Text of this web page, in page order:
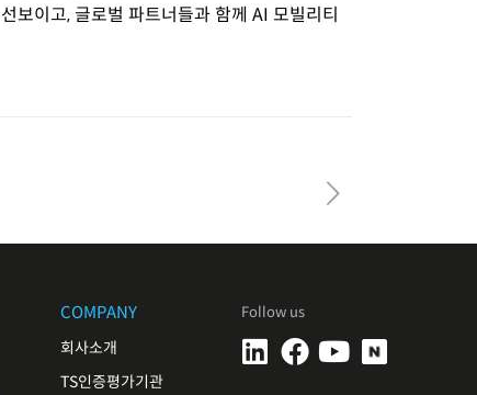
보이고, 글로벌 파트너들과 함께 AI 모빌리티
COMPANY
회사소개
TS인증평가기관
Follow us